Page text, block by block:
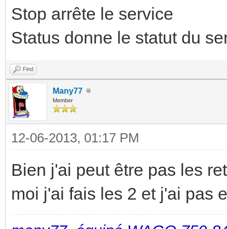
Stop arrête le service
Status donne le statut du
Find
Many77
Member
12-06-2013, 01:17 PM
Bien j'ai peut être pas les
moi j'ai fais les 2 et j'ai pas